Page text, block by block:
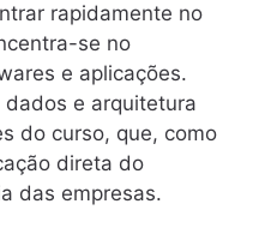
rapidamente no
se no
e aplicações.
e arquitetura
do curso, que, como
direta do
das empresas.